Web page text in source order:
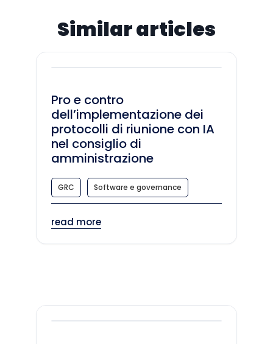
Similar articles
Pro e contro
dell’implementazione dei
protocolli di riunione con IA
nel consiglio di
amministrazione
GRC Software e governance
read more